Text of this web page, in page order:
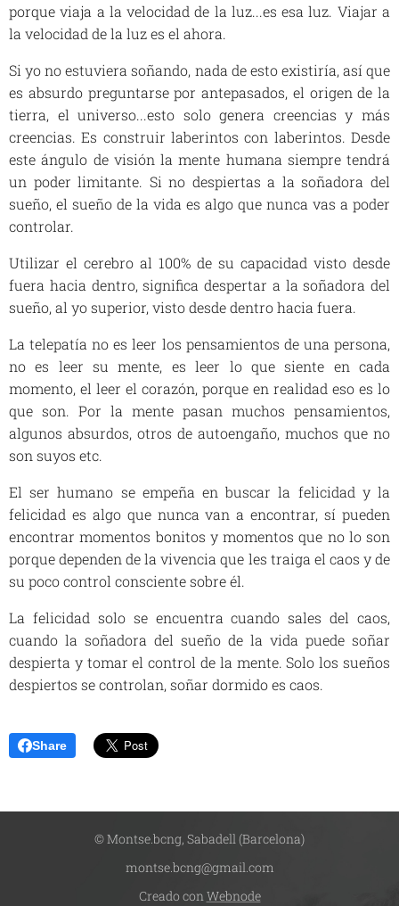
porque viaja a la velocidad de la luz...es esa luz. Viajar a
la velocidad de la luz es el ahora.
Si yo no estuviera soñando, nada de esto existiría, así que
es absurdo preguntarse por antepasados, el origen de la
tierra, el universo...esto solo genera creencias y más
creencias. Es construir laberintos con laberintos. Desde
este ángulo de visión la mente humana siempre tendrá
un poder limitante. Si no despiertas a la soñadora del
sueño, el sueño de la vida es algo que nunca vas a poder
controlar.
Utilizar el cerebro al 100% de su capacidad visto desde
fuera hacia dentro, significa despertar a la soñadora del
sueño, al yo superior, visto desde dentro hacia fuera.
La telepatía no es leer los pensamientos de una persona,
no es leer su mente, es leer lo que siente en cada
momento, el leer el corazón, porque en realidad eso es lo
que son. Por la mente pasan muchos pensamientos,
algunos absurdos, otros de autoengaño, muchos que no
son suyos etc.
El ser humano se empeña en buscar la felicidad y la
felicidad es algo que nunca van a encontrar, sí pueden
encontrar momentos bonitos y momentos que no lo son
porque dependen de la vivencia que les traiga el caos y de
su poco control consciente sobre él.
La felicidad solo se encuentra cuando sales del caos,
cuando la soñadora del sueño de la vida puede soñar
despierta y tomar el control de la mente. Solo los sueños
despiertos se controlan, soñar dormido es caos.
Share
© Montse.bcng, Sabadell (Barcelona)
montse.bcng@gmail.com
Creado conWebnode